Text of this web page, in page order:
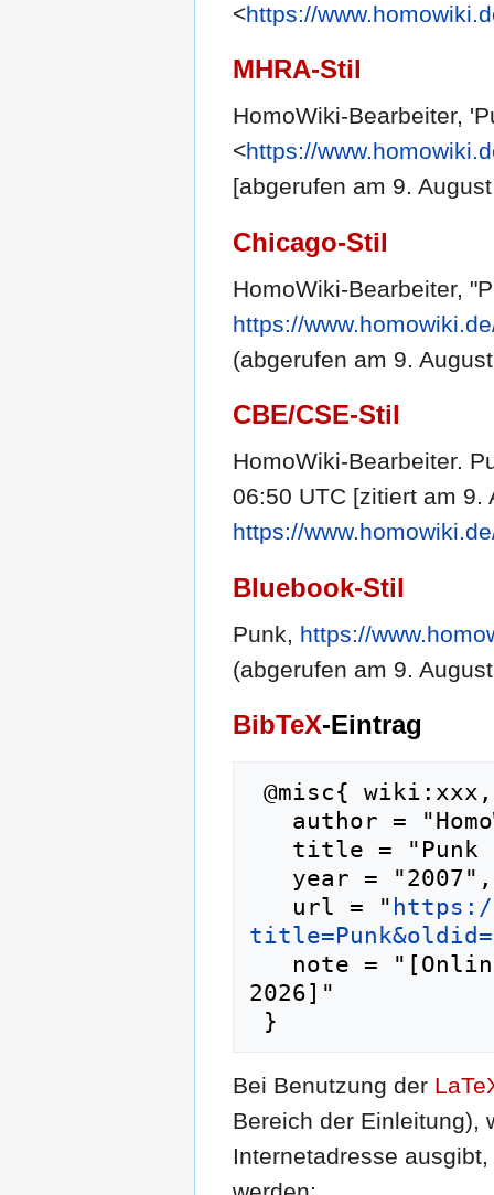
<https://
MHRA-Stil
HomoWiki-Bearbeiter,
<https://
[abgerufen am 9.
Chicago-Stil
HomoWiki-Bearbeiter,
https://
(abgerufen am 9.
CBE/CSE-Stil
HomoWiki-Bearbeiter.
06:50 UTC [zitiert am 9.
https://
Bluebook-Stil
Punk, https://
(abgerufen am 9.
BibTeX-Eintrag
   url = "
https://
2026]"
Bei Benutzung der
Bereich der Einleitung),
Internetadresse